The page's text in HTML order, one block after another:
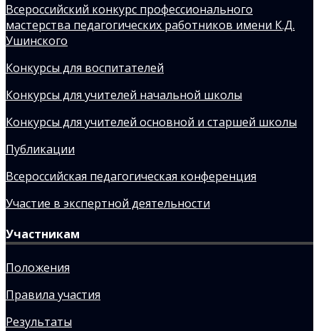
Всероссийский конкурс профессионального
мастерства педагогических работников имени К.Д.
Ушинского
Конкурсы для воспитателей
Конкурсы для учителей начальной школы
Конкурсы для учителей основной и старшей школы
Публикации
Всероссийская педагогическая конференция
Участие в экспертной деятельности
Участникам
Положения
Правила участия
Результаты